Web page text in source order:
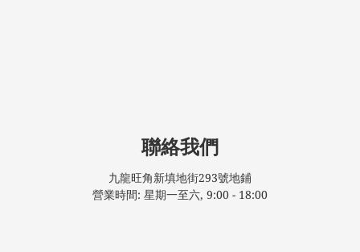
聯絡我們
九龍旺角新填地街293號地鋪
營業時間: 星期一至六, 9:00 - 18:00